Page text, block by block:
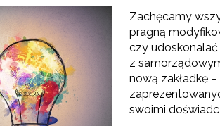
– przygotowanie trenerów"
edukacyjno-zawodowe"
modelu SCWEW"
Zachęcamy
pragną
czy
z
nową zakładkę –
swoimi